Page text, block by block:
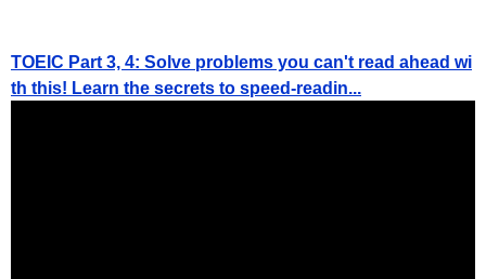
TOEIC Part 3, 4: Solve problems you can't read ahead wi
th this! Learn the secrets to speed-readin...